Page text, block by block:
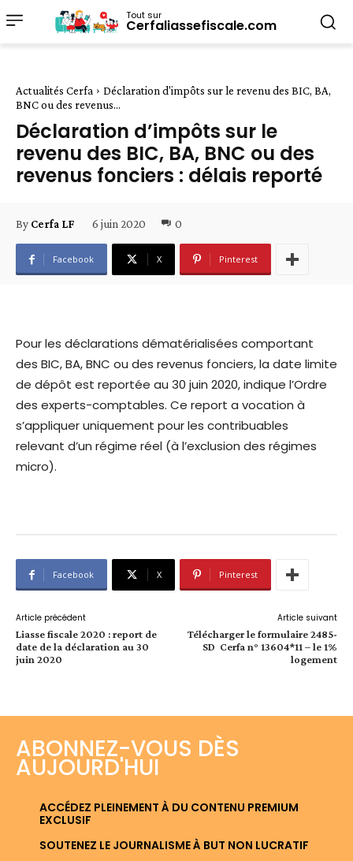
Tout sur
Cerfaliassefiscale.com
Actualités Cerfa
Déclaration d'impôts sur le revenu des BIC, BA,
BNC ou des revenus...
Déclaration d’impôts sur le
revenu des BIC, BA, BNC ou des
revenus fonciers : délais reporté
By Cerfa LF 6 juin 2020 0
Facebook X Pinterest
Pour les déclarations dématérialisées comportant
des BIC, BA, BNC ou des revenus fonciers, la date limite
de dépôt est reportée au 30 juin 2020, indique l’Ordre
des experts-comptables. Ce report a vocation à
s’appliquer uniquement pour les contribuables
relevant d’un régime réel (à l’exclusion des régimes
micro).
Facebook X Pinterest
Article précédent
Liasse fiscale 2020 : report de
date de la déclaration au 30
juin 2020
Article suivant
Télécharger le formulaire 2485-
SD Cerfa n° 13604*11 – le 1%
logement
ABONNEZ-VOUS DÈS
AUJOURD'HUI
ACCÉDEZ PLEINEMENT À DU CONTENU PREMIUM
EXCLUSIF
SOUTENEZ LE JOURNALISME À BUT NON LUCRATIF